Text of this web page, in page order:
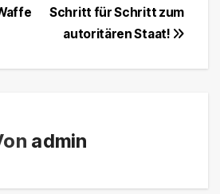
Schritt für Schritt zum
autoritären Staat!
admin